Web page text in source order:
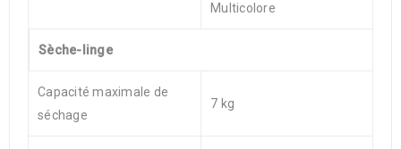
Multicolore
Sèche-linge
Capacité maximale de
séchage
7 kg